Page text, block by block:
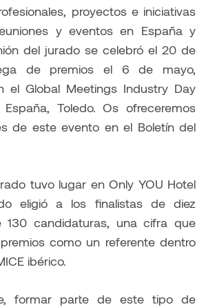
proyectos e iniciativas
y eventos en España y
del jurado se celebró el 20 de
de premios el 6 de mayo,
el Global Meetings Industry Day
Toledo. Os ofreceremos
de este evento en el Boletín del
tuvo lugar en Only YOU Hotel
eligió a los finalistas de diez
130 candidaturas, una cifra que
como un referente dentro
ibérico.
formar parte de este tipo de